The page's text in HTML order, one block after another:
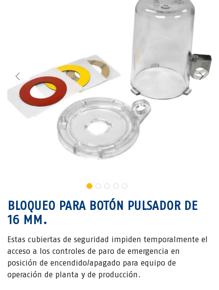
BLOQUEO PARA BOTÓN PULSADOR DE
16 MM.
Estas cubiertas de seguridad impiden temporalmente el
acceso a los controles de paro de emergencia en
posición de encendido/apagado para equipo de
operación de planta y de producción.